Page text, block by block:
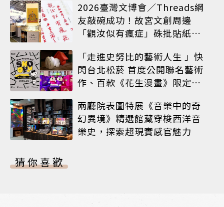
2026臺灣文博會／Threads網
友敲碗成功！故宮文創周邊
「觀汝似有瘋症」硃批貼紙搶
「走進史努比的藝術人生 」快
閃台北松菸 首度公開聯名藝術
作、百款《花生漫畫》限定商
兩廳院表圖特展《音樂中的奇
幻異境》精選館藏穿梭西洋音
樂史，探索超現實感官魅力
猜你喜歡